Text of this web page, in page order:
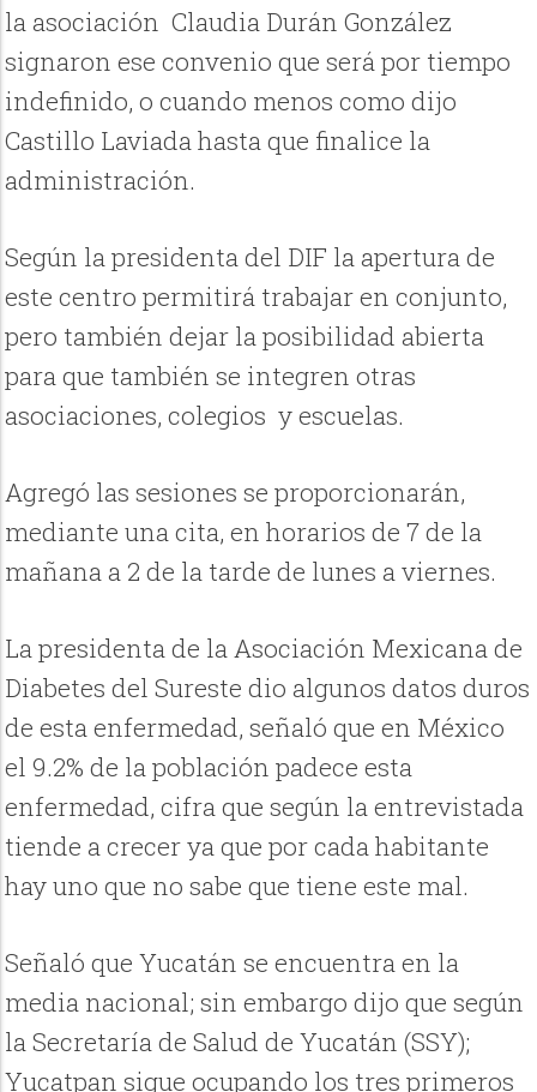
la asociación Claudia Durán González
signaron ese convenio que será por tiempo
indefinido, o cuando menos como dijo
Castillo Laviada hasta que finalice la
administración.
Según la presidenta del DIF la apertura de
este centro permitirá trabajar en conjunto,
pero también dejar la posibilidad abierta
para que también se integren otras
asociaciones, colegios y escuelas.
Agregó las sesiones se proporcionarán,
mediante una cita, en horarios de 7 de la
mañana a 2 de la tarde de lunes a viernes.
La presidenta de la Asociación Mexicana de
Diabetes del Sureste dio algunos datos duros
de esta enfermedad, señaló que en México
el 9.2% de la población padece esta
enfermedad, cifra que según la entrevistada
tiende a crecer ya que por cada habitante
hay uno que no sabe que tiene este mal.
Señaló que Yucatán se encuentra en la
media nacional; sin embargo dijo que según
la Secretaría de Salud de Yucatán (SSY);
Yucatpan sigue ocupando los tres primeros